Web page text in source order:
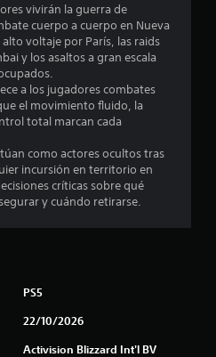
vivirán la guerra de
cuerpo a cuerpo en Nueva
voltaje por París, las raids
y los asaltos a gran escala
a los jugadores combates
el movimiento fluido, la
total marcan cada
como actores ocultos tras
incursión en territorio en
críticas sobre qué
y cuándo retirarse.
PS5
22/10/2026
Activision Blizzard Int'l BV